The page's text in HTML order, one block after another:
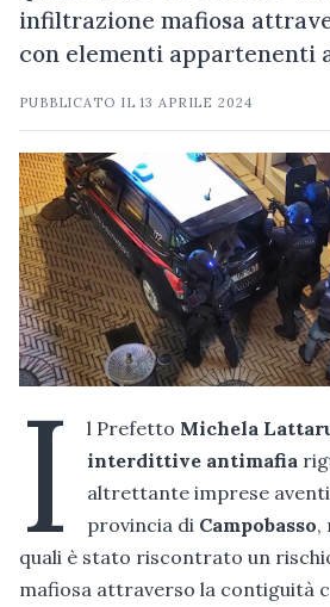
infiltrazione mafiosa
con elementi appartenenti
PUBBLICATO IL13 APRILE 2024
I l Prefetto Michela
interdittive antimafia
altrettante imprese aventi
provincia di Campobasso,
quali è stato riscontrato un
mafiosa attraverso la contiguità